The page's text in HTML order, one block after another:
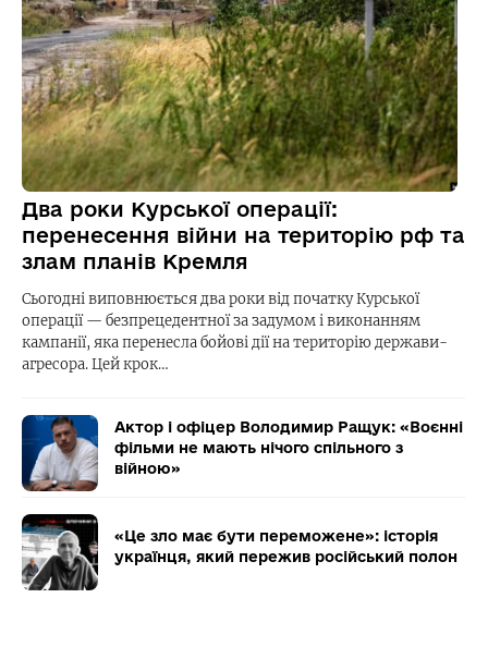
Два роки Курської операції:
перенесення війни на територію рф та
злам планів Кремля
Сьогодні виповнюється два роки від початку Курської
операції — безпрецедентної за задумом і виконанням
кампанії, яка перенесла бойові дії на територію держави-
агресора. Цей крок…
Актор і офіцер Володимир Ращук: «Воєнні
фільми не мають нічого спільного з
війною»
«Це зло має бути переможене»: історія
українця, який пережив російський полон